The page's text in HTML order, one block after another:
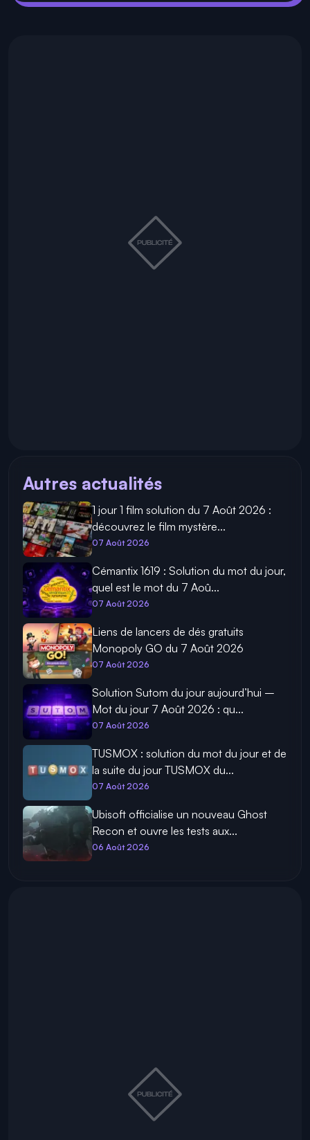
Autres actualités
1 jour 1 film solution du 7 Août 2026 :
découvrez le film mystère...
07 Août 2026
Cémantix 1619 : Solution du mot du jour,
quel est le mot du 7 Aoû...
07 Août 2026
Liens de lancers de dés gratuits
Monopoly GO du 7 Août 2026
07 Août 2026
Solution Sutom du jour aujourd’hui –
Mot du jour 7 Août 2026 : qu...
07 Août 2026
TUSMOX : solution du mot du jour et de
la suite du jour TUSMOX du...
07 Août 2026
Ubisoft officialise un nouveau Ghost
Recon et ouvre les tests aux...
06 Août 2026